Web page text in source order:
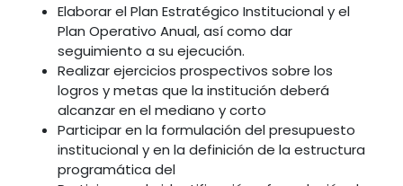
Elaborar el Plan Estratégico Institucional y el
Plan Operativo Anual, así como dar
seguimiento a su ejecución.
Realizar ejercicios prospectivos sobre los
logros y metas que la institución deberá
alcanzar en el mediano y corto
Participar en la formulación del presupuesto
institucional y en la definición de la estructura
programática del